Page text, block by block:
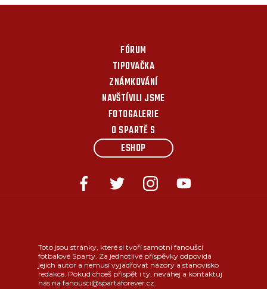
FÓRUM
TIPOVAČKA
ZNÁMKOVÁNÍ
NAVŠTÍVILI JSME
FOTOGALERIE
O SPARTĚ S
ESHOP
Toto jsou stránky, které si tvoří samotní fanoušci
fotbalové Sparty. Za jednotlivé příspěvky odpovídá
jejich autor a nemusí vyjadřovat názory a stanovisko
redakce. Pokud chceš přispět i ty, neváhej a kontaktuj
nás na fanousci@spartaforever.cz.